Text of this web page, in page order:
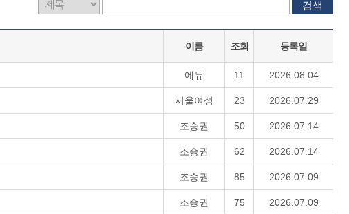
검색
이름 조회 등록일
에듀 11 2026.08.04
서울여성 23 2026.07.29
조승권 50 2026.07.14
조승권 62 2026.07.14
조승권 85 2026.07.09
조승권 75 2026.07.09